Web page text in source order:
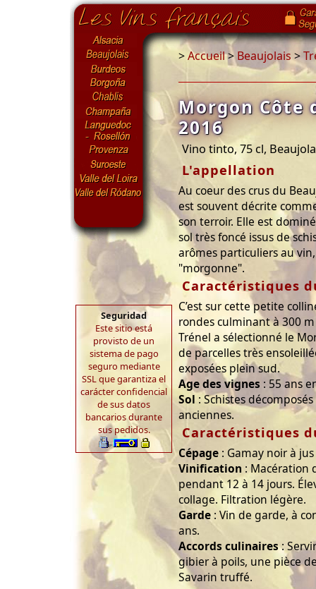
Seguridad
Este sitio está
provisto de un
sistema de pago
seguro mediante
SSL que garantiza el
carácter confidencial
de sus datos
bancarios durante
sus pedidos.
>Accueil>Beaujolais>
Morgon Côte
2016
Vino tinto, 75 cl,
L'appellation
Au coeur des crus du
est souvent décrite
son terroir. Elle est
sol très foncé issus de
arômes particuliers au
"morgonne".
Caractéristiques
C’est sur cette petite
rondes culminant à 300
Trénel a sélectionné le
de parcelles très
exposées plein sud.
Age des vignes : 55 ans
Sol : Schistes
anciennes.
Caractéristiques
Cépage : Gamay noir à
Vinification : Macération
pendant 12 à 14 jours.
collage. Filtration légère.
Garde : Vin de garde, à
ans.
Accords culinaires:
gibier à poils, une pièce
Savarin truffé.